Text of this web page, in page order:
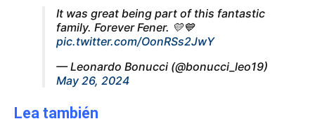
It was great being part of this fantastic
family. Forever Fener. 💛💙
pic.twitter.com/OonRSs2JwY
— Leonardo Bonucci (@bonucci_leo19)
May 26, 2024
Lea también